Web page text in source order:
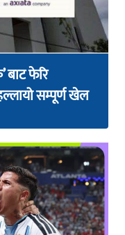
बाट फेरि
सम्पूर्ण खेल